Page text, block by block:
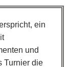
ein
und
Turnier die